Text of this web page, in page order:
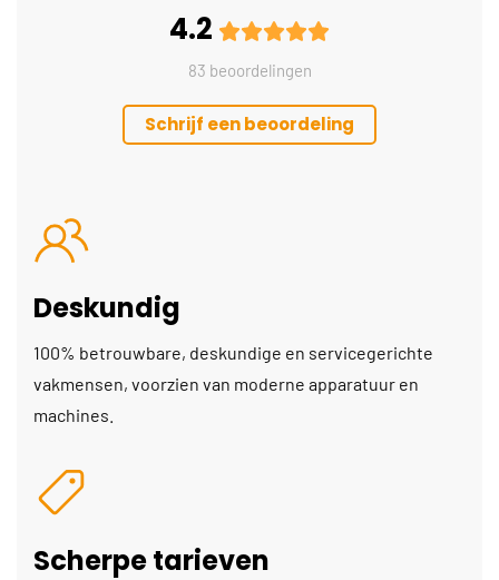
4.2
83 beoordelingen
Schrijf een beoordeling
Deskundig
100% betrouwbare, deskundige en servicegerichte
vakmensen, voorzien van moderne apparatuur en
machines.
Scherpe tarieven